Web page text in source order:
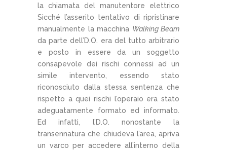
la chiamata del manutentore elettrico
Sicché l’asserito tentativo di ripristinare
manualmente la macchina Walking Beam
da parte dell’D.O. era del tutto arbitrario
e posto in essere da un soggetto
consapevole dei rischi connessi ad un
simile intervento, essendo stato
riconosciuto dalla stessa sentenza che
rispetto a quei rischi l’operaio era stato
adeguatamente formato ed informato.
Ed infatti, l’D.O. nonostante la
transennatura che chiudeva l’area, apriva
un varco per accedere all’interno della